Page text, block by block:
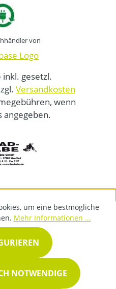
von
gesetzl.
Versandkosten
wenn
angegeben.
um eine bestmögliche
Mehr Informationen ...
NOTWENDIGE